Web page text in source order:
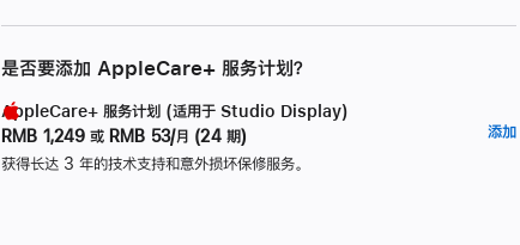
是否要添加 AppleCare+ 服务计划？
AppleCare+ 服务计划 (适用于 Studio Display)
RMB 1,249 或 RMB 53/月 (24 期)
获得长达 3 年的技术支持和意外损坏保修服务。
添加